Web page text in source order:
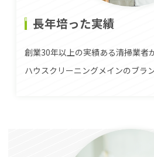
長年培った実績
創業30年以上の実績ある清掃業者
ハウスクリーニングメインのブラン